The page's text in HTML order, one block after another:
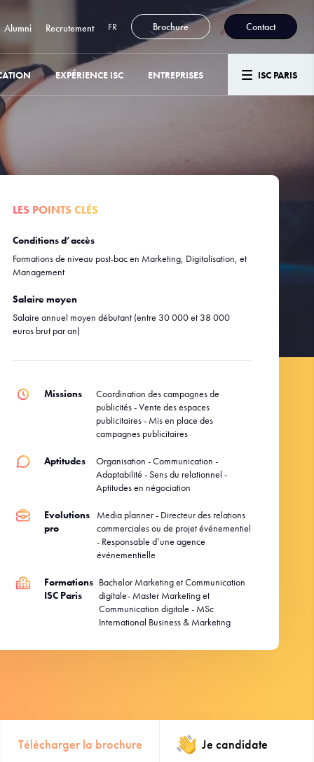
Alumni Recrutement FR Brochure Contact
EXPÉRIENCE ISC ENTREPRISES ISC PARIS
LES POINTS CLÉS
Conditions d’accès
Formations de niveau post-bac en Marketing, Digitalisation, et
Management
Salaire moyen
Salaire annuel moyen débutant (entre 30 000 et 38 000
euros brut par an)
Missions
Coordination des campagnes de
publicités - Vente des espaces
publicitaires - Mis en place des
campagnes publicitaires
Aptitudes
Organisation - Communication -
Adaptabilité - Sens du relationnel -
Aptitudes en négociation
Evolutions
pro
Media planner - Directeur des relations
commerciales ou de projet événementiel
- Responsable d’une agence
événementielle
Formations
ISC Paris
Bachelor Marketing et Communication
digitale- Master Marketing et
Communication digitale - MSc
International Business & Marketing
Télécharger la brochure Je candidate